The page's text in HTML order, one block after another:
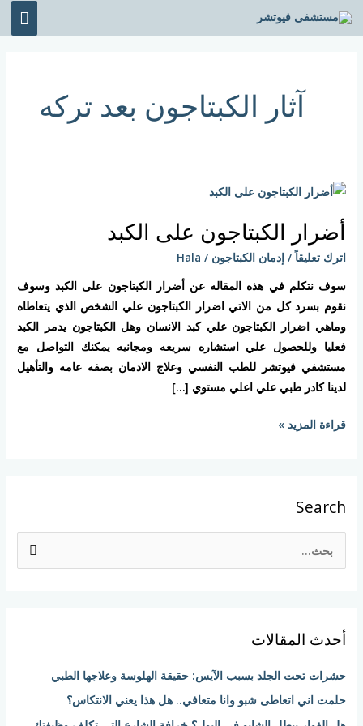
تخطي
إلى
آثار الكبتاجون بعد تركه
أضرار الكبتاجون على الكبد
اترك تعليقاً /إدمان الكبتاجون /
Hala
سوف نتكلم في هذه المقاله عن أضرار الكبتاجون على الكبد وسوف
نقوم بسرد كل من الاتي اضرار الكبتاجون علي الشخص الذي يتعاطاه
وماهي اضرار الكبتاجون علي كبد الانسان وهل الكبتاجون يدمر الكبد
فعليا وللحصول علي استشاره سريعه ومجانيه يمكنك التواصل مع
مستشفي فيوتشر للطب النفسي وعلاج الادمان بصفه عامه والتأهيل
لدينا كادر طبي علي اعلي مستوي […]
أضرار
على
الكبد
قراءة المزيد »
Search
ث
ن
:
أحدث المقالات
حشرات تحت الجلد بسبب الآيس: حقيقة الهلوسة وعلاجها الطبي
حلمت اني اتعاطى شبو وانا متعافي.. هل هذا يعني الانتكاس؟